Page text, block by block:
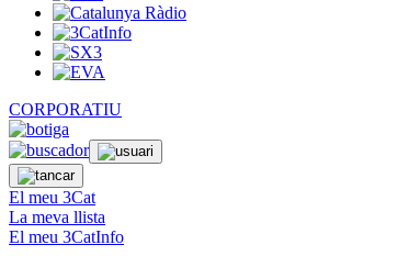
CORPORATIU
El meu 3Cat
La meva llista
El meu 3CatInfo